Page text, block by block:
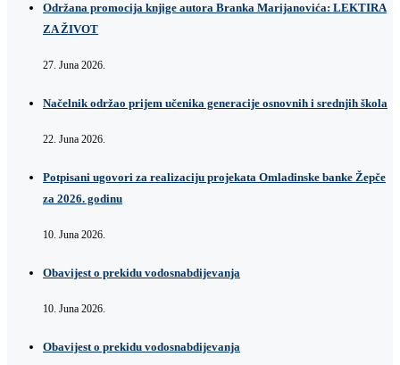
Održana promocija knjige autora Branka Marijanovića: LEKTIRA
ZA ŽIVOT
27. Juna 2026.
Načelnik održao prijem učenika generacije osnovnih i srednjih škola
22. Juna 2026.
Potpisani ugovori za realizaciju projekata Omladinske banke Žepče
za 2026. godinu
10. Juna 2026.
Obavijest o prekidu vodosnabdijevanja
10. Juna 2026.
Obavijest o prekidu vodosnabdijevanja